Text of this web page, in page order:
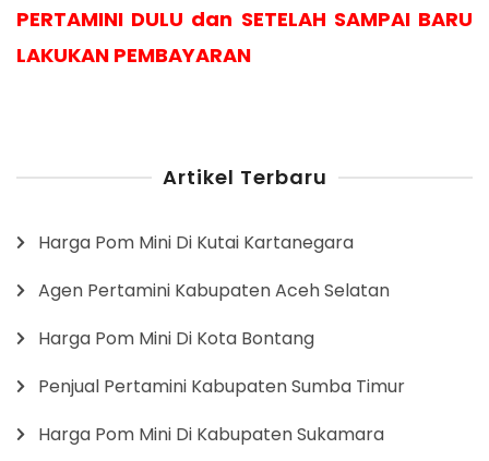
PERTAMINI DULU dan SETELAH SAMPAI BARU
LAKUKAN PEMBAYARAN
Artikel Terbaru
Harga Pom Mini Di Kutai Kartanegara
Agen Pertamini Kabupaten Aceh Selatan
Harga Pom Mini Di Kota Bontang
Penjual Pertamini Kabupaten Sumba Timur
Harga Pom Mini Di Kabupaten Sukamara